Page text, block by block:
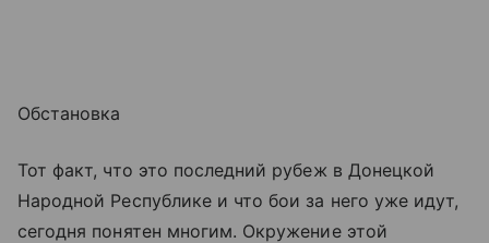
Обстановка
Тот факт, что это последний рубеж в Донецкой
Народной Республике и что бои за него уже идут,
сегодня понятен многим. Окружение этой